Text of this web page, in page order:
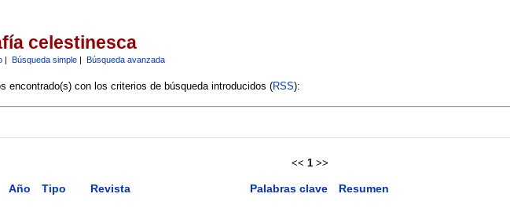
celestinesca
| Búsqueda simple| Búsqueda avanzada
encontrado(s) con los criterios de búsqueda introducidos (RSS):
<< 1 >>
Año Tipo Revista Palabras clave Resumen